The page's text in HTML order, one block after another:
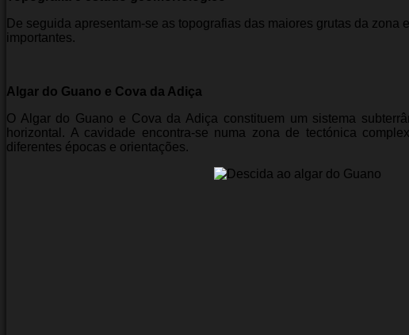
De seguida apresentam-se as topografias das maiores grutas da
importantes.
Algar do Guano e Cova da Adiça
O Algar do Guano e Cova da Adiça constituem um sistema
horizontal. A cavidade encontra-se numa zona de tectónica
diferentes épocas e orientações.